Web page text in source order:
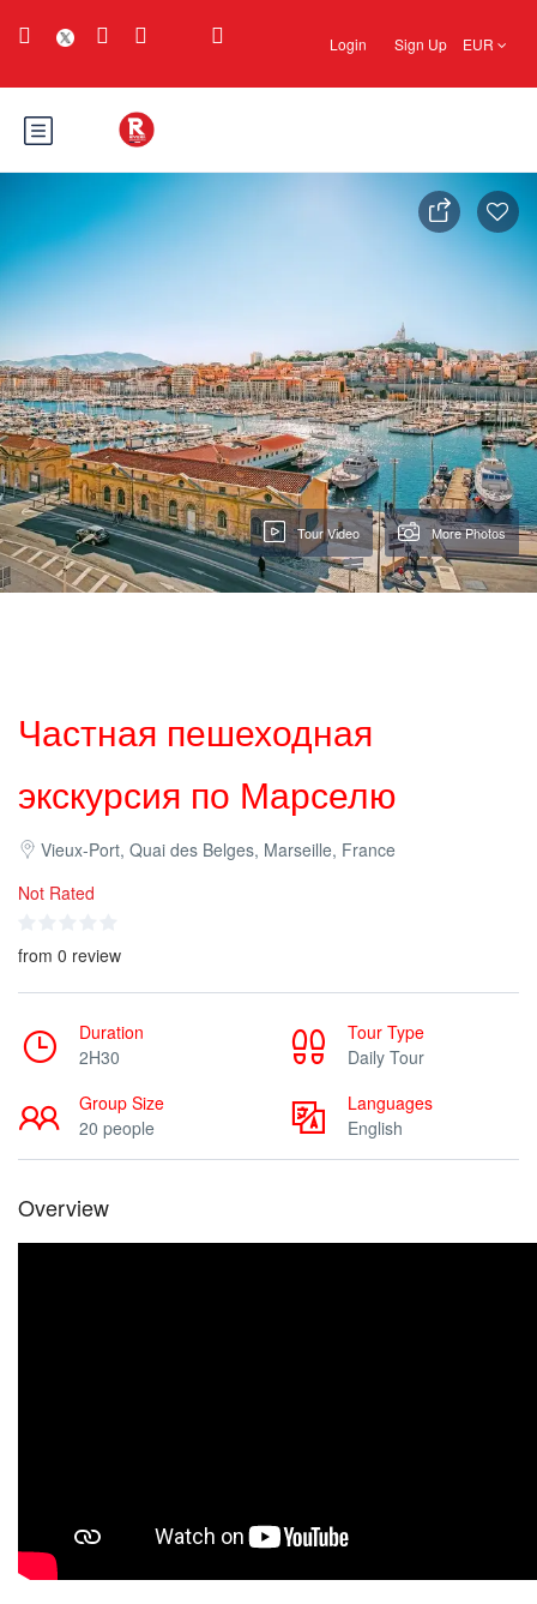
Login Sign Up EUR
Tour Video More Photos
Частная пешеходная
экскурсия по Марселю
Vieux-Port, Quai des Belges, Marseille, France
Not Rated
from 0 review
Duration
2H30
Tour Type
Daily Tour
Group Size
20 people
Languages
English
Overview